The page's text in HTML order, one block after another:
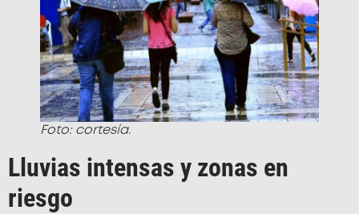
Foto: cortesía.
Lluvias intensas y zonas en
riesgo